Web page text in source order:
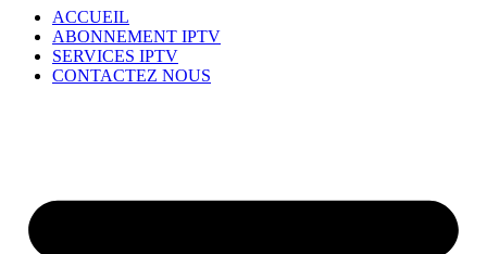
ACCUEIL
ABONNEMENT IPTV
SERVICES IPTV
CONTACTEZ NOUS